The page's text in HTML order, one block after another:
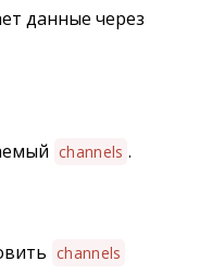
данные через
channels .
channels